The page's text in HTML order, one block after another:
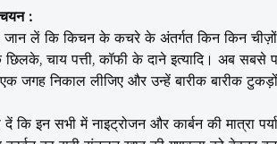
:
लें कि किचन के कचरे के अंतर्गत किन किन
छिलके, चाय पत्ती, कॉफी के दाने इत्यादि। अब
जगह निकाल लीजिए और उन्हें बारीक बारीक
कि इन सभी में नाइट्रोजन और कार्बन की मात्रा